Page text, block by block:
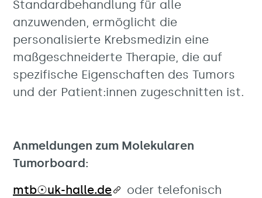
Standardbehandlung für alle
anzuwenden, ermöglicht die
personalisierte Krebsmedizin eine
maßgeschneiderte Therapie, die auf
spezifische Eigenschaften des Tumors
und der Patient:innen zugeschnitten ist.
Anmeldungen zum Molekularen
Tumorboard:
mtb☉uk-halle.de
oder telefonisch